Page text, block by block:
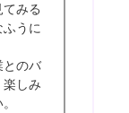
みる
うに
とのバ
楽しみ